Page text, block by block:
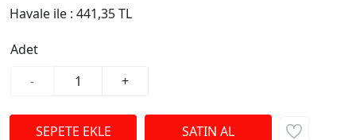
Havale ile : 441,35 TL
Adet
-
+